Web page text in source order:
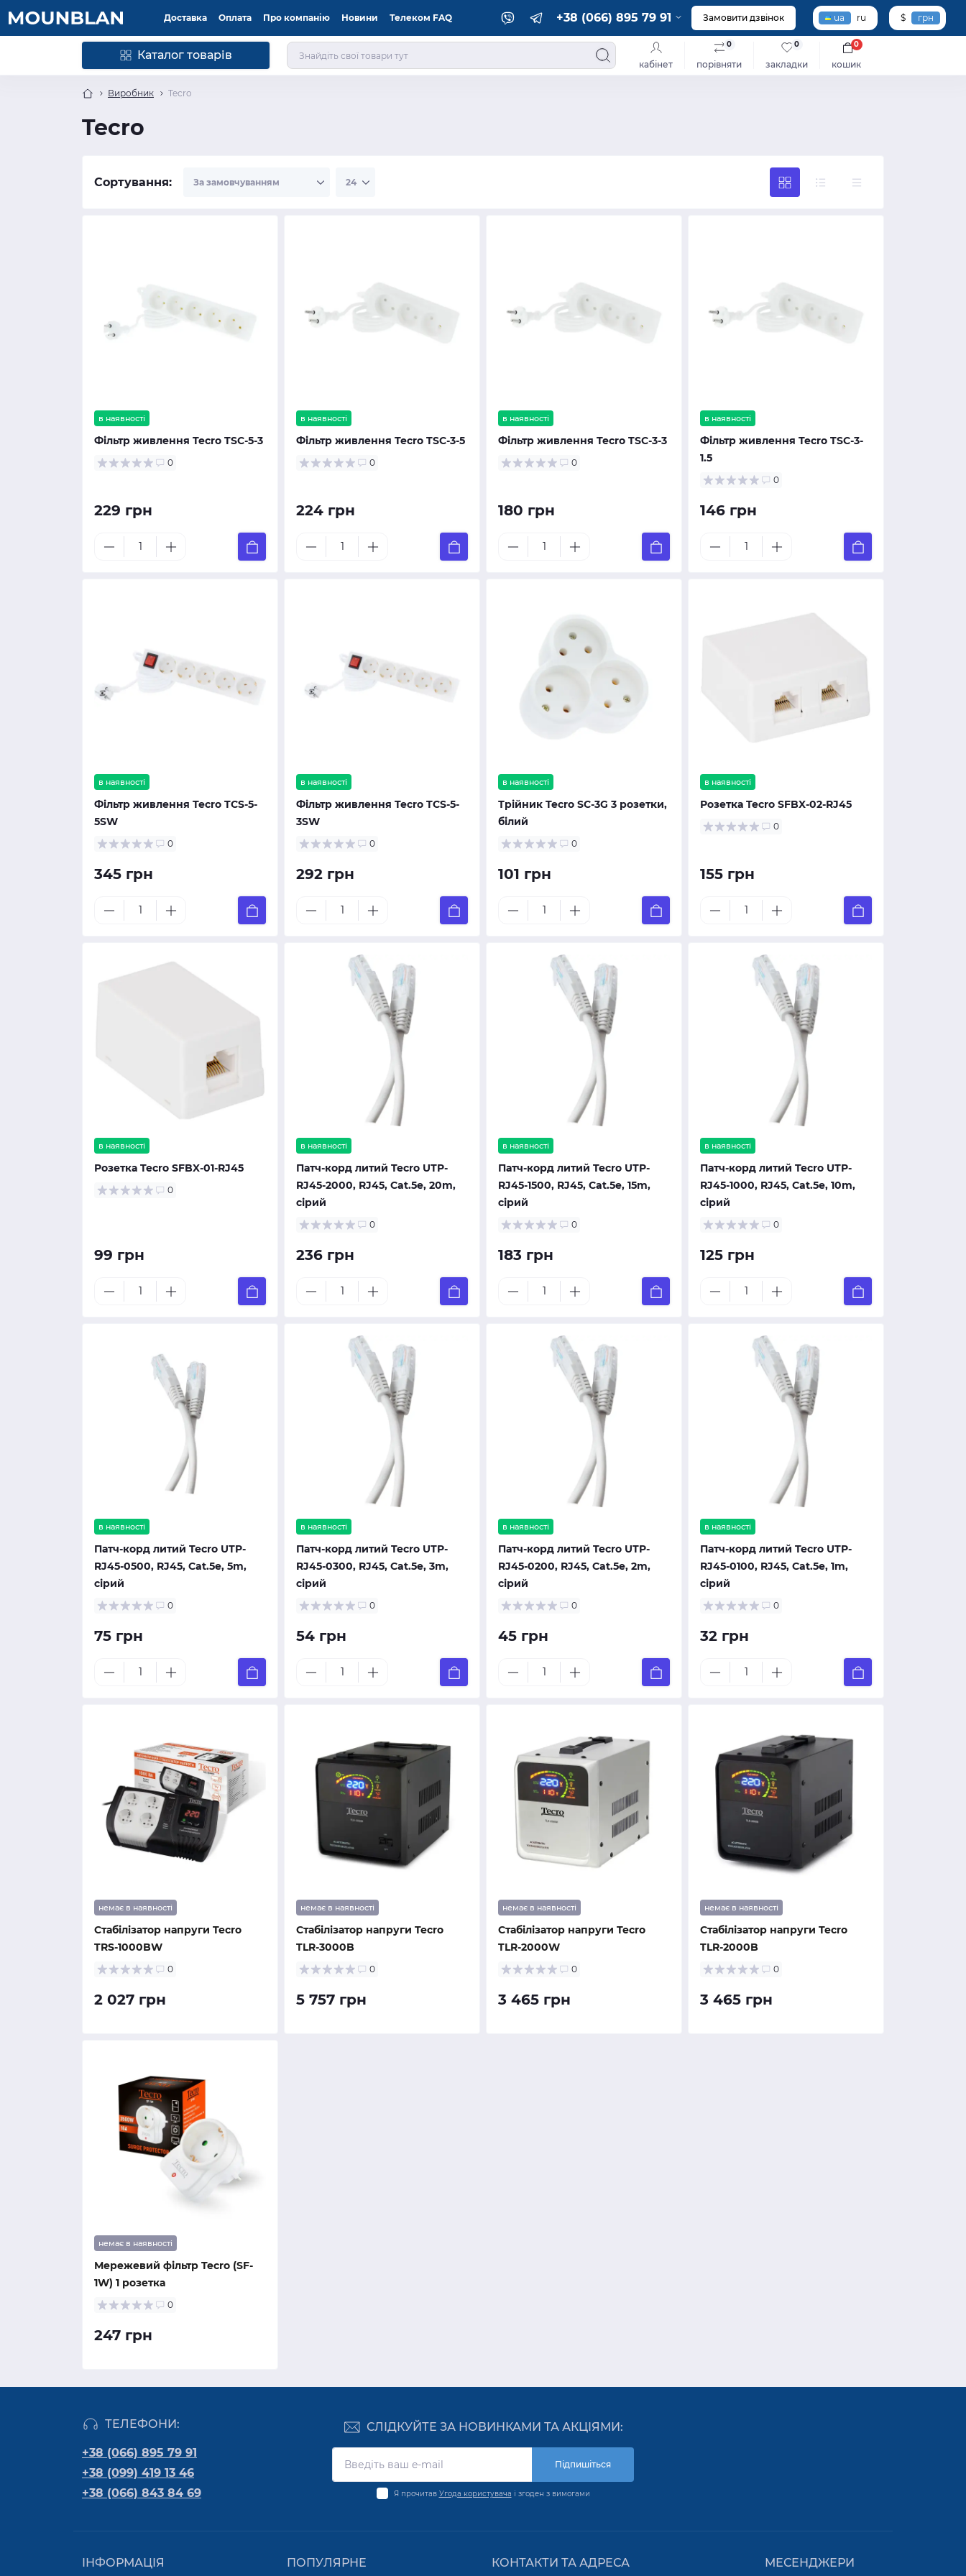
Доставка Оплата Про компанію Новини Телеком FAQ +38 (066) 895 79 91 Замовити дзвінок ua ru $ грн
Каталог товарів
кабінет порівняти
0
закладки
0
кошик
0
Виробник Tecro
Tecro
Сортування:
в наявності
Фільтр живлення Tecro TSC-5-3
0
229 грн
в наявності
Фільтр живлення Tecro TSC-3-5
0
224 грн
в наявності
Фільтр живлення Tecro TSC-3-3
0
180 грн
в наявності
Фільтр живлення Tecro TSC-3-
1.5
0
146 грн
в наявності
Фільтр живлення Tecro TCS-5-
5SW
0
345 грн
в наявності
Фільтр живлення Tecro TCS-5-
3SW
0
292 грн
в наявності
Трійник Tecro SC-3G 3 розетки,
білий
0
101 грн
в наявності
Розетка Tecro SFBX-02-RJ45
0
155 грн
в наявності
Розетка Tecro SFBX-01-RJ45
0
99 грн
в наявності
Патч-корд литий Tecro UTP-
RJ45-2000, RJ45, Cat.5e, 20m,
сірий
0
236 грн
в наявності
Патч-корд литий Tecro UTP-
RJ45-1500, RJ45, Cat.5e, 15m,
сірий
0
183 грн
в наявності
Патч-корд литий Tecro UTP-
RJ45-1000, RJ45, Cat.5e, 10m,
сірий
0
125 грн
в наявності
Патч-корд литий Tecro UTP-
RJ45-0500, RJ45, Cat.5e, 5m,
сірий
0
75 грн
в наявності
Патч-корд литий Tecro UTP-
RJ45-0300, RJ45, Cat.5e, 3m,
сірий
0
54 грн
в наявності
Патч-корд литий Tecro UTP-
RJ45-0200, RJ45, Cat.5e, 2m,
сірий
0
45 грн
в наявності
Патч-корд литий Tecro UTP-
RJ45-0100, RJ45, Cat.5e, 1m,
сірий
0
32 грн
немає в наявності
Стабілізатор напруги Tecro
TRS-1000BW
0
2 027 грн
немає в наявності
Стабілізатор напруги Tecro
TLR-3000B
0
5 757 грн
немає в наявності
Стабілізатор напруги Tecro
TLR-2000W
0
3 465 грн
немає в наявності
Стабілізатор напруги Tecro
TLR-2000B
0
3 465 грн
немає в наявності
Мережевий фільтр Tecro (SF-
1W) 1 розетка
0
247 грн
ТЕЛЕФОНИ:
+38 (066) 895 79 91
+38 (099) 419 13 46
+38 (066) 843 84 69
СЛІДКУЙТЕ ЗА НОВИНКАМИ ТА АКЦІЯМИ:
Підпишіться
Я прочитав Угода користувача і згоден з вимогами
ІНФОРМАЦІЯ ПОПУЛЯРНЕ КОНТАКТИ ТА АДРЕСА МЕСЕНДЖЕРИ